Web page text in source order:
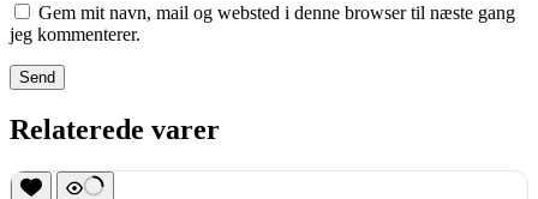
Gem mit navn, mail og websted i denne browser til næste gang
jeg kommenterer.
Send
Relaterede varer